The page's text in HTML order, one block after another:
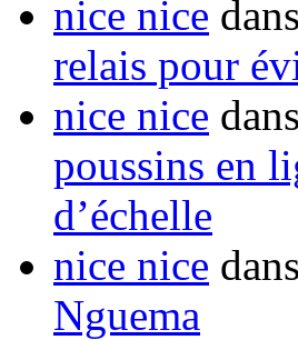
nice nice dans
relais pour
nice nice dans
poussins en
d’échelle
nice nice dans
Nguema